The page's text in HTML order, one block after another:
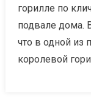
горилле по
подвале дома.
что в одной
королевой